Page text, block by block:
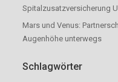
Spitalzusatzversicherung
Mars und Venus:
Augenhöhe unterwegs
Schlagwörter